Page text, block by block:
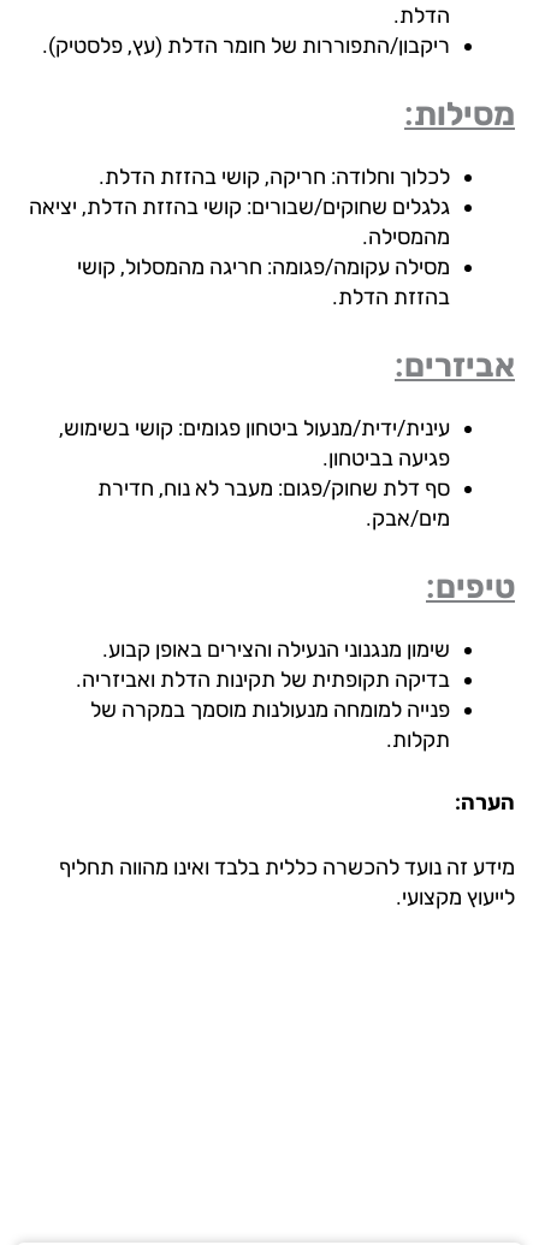
הדלת.
ריקבון/התפוררות של חומר הדלת (עץ, פלסטיק).
לכלוך וחלודה: חריקה, קושי בהזזת הדלת.
גלגלים שחוקים/שבורים: קושי בהזזת הדלת, יציאה
מהמסילה.
מסילה עקומה/פגומה: חריגה מהמסלול, קושי
בהזזת הדלת.
עינית/ידית/מנעול ביטחון פגומים: קושי בשימוש,
פגיעה בביטחון.
סף דלת שחוק/פגום: מעבר לא נוח, חדירת
מים/אבק.
שימון מנגנוני הנעילה והצירים באופן קבוע.
בדיקה תקופתית של תקינות הדלת ואביזריה.
פנייה למומחה מנעולנות מוסמך במקרה של
תקלות.
זה נועד להכשרה כללית בלבד ואינו מהווה תחליף
מקצועי.